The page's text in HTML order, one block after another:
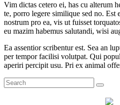
Vim dictas cetero ei, has cu alterum
te, porro legere similique sed no.
nostrum pro ea, vis ut fuisset
eu mazim habemus salutandi, wisi
Ea assentior scribentur est. Sea an
per tempor facilisi volutpat. Qui
aperiri percipit usu. Pri ex animal